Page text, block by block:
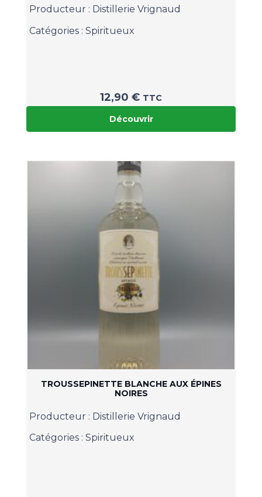
Producteur : Distillerie Vrignaud
Catégories : Spiritueux
12,90 € TTC
Découvrir
TROUSSEPINETTE BLANCHE AUX ÉPINES
NOIRES
Producteur : Distillerie Vrignaud
Catégories : Spiritueux